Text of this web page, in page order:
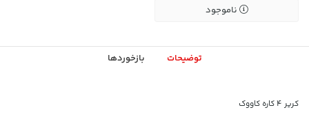
ناموجود
توضیحات بازخوردها
کریر ۴ کاره کاووک